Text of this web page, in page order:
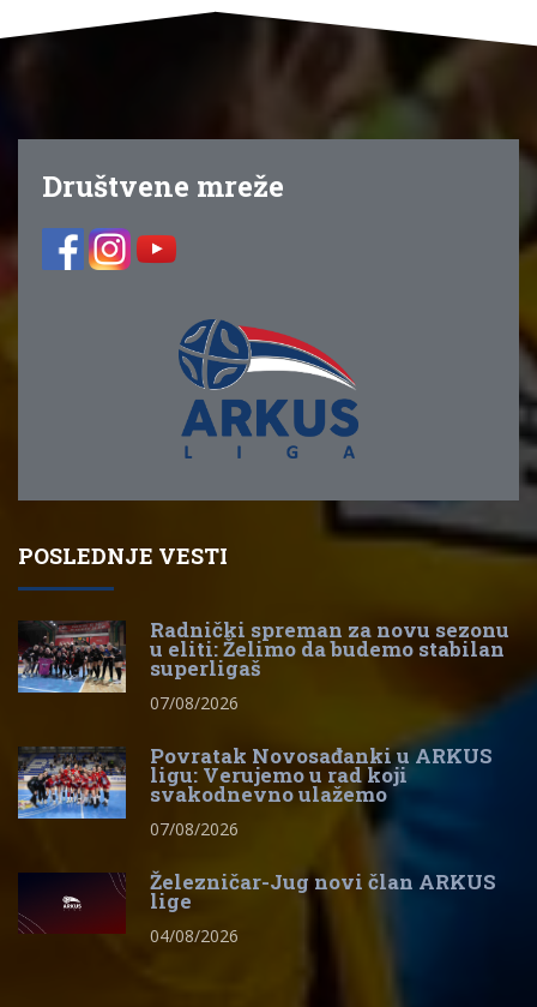
Društvene mreže
POSLEDNJE VESTI
Radnički spreman za novu sezonu
u eliti: Želimo da budemo stabilan
superligaš
07/08/2026
Povratak Novosađanki u ARKUS
ligu: Verujemo u rad koji
svakodnevno ulažemo
07/08/2026
Železničar-Jug novi član ARKUS
lige
04/08/2026